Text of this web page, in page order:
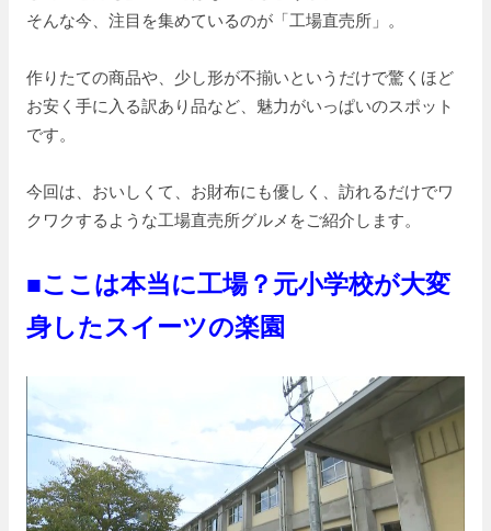
そんな今、注目を集めているのが「工場直売所」。
作りたての商品や、少し形が不揃いというだけで驚くほど
お安く手に入る訳あり品など、魅力がいっぱいのスポット
です。
今回は、おいしくて、お財布にも優しく、訪れるだけでワ
クワクするような工場直売所グルメをご紹介します。
■ここは本当に工場？元小学校が大変
身したスイーツの楽園